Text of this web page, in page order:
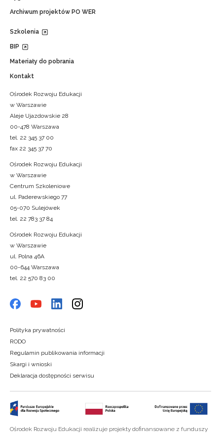
Archiwum projektów PO WER
Szkolenia
BIP
Materiały do pobrania
Kontakt
Ośrodek Rozwoju Edukacji
w Warszawie
Aleje Ujazdowskie 28
00-478 Warszawa
tel. 22 345 37 00
fax 22 345 37 70
Ośrodek Rozwoju Edukacji
w Warszawie
Centrum Szkoleniowe
ul. Paderewskiego 77
05-070 Sulejówek
tel. 22 783 37 84
Ośrodek Rozwoju Edukacji
w Warszawie
ul. Polna 46A
00-644 Warszawa
tel. 22 570 83 00
Polityka prywatności
RODO
Regulamin publikowania informacji
Skargi i wnioski
Deklaracja dostępności serwisu
Ośrodek Rozwoju Edukacji realizuje projekty dofinansowane z funduszy